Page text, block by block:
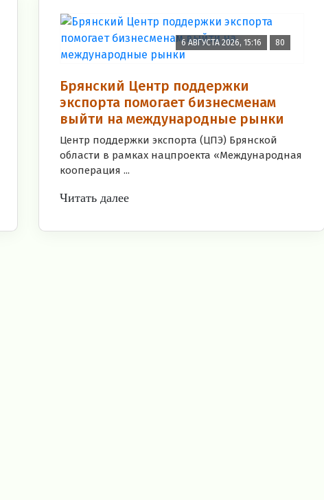
6 АВГУСТА 2026, 15:16 80
Брянский Центр поддержки
экспорта помогает бизнесменам
выйти на международные рынки
Центр поддержки экспорта (ЦПЭ) Брянской
области в рамках нацпроекта «Международная
кооперация ...
Читать далее